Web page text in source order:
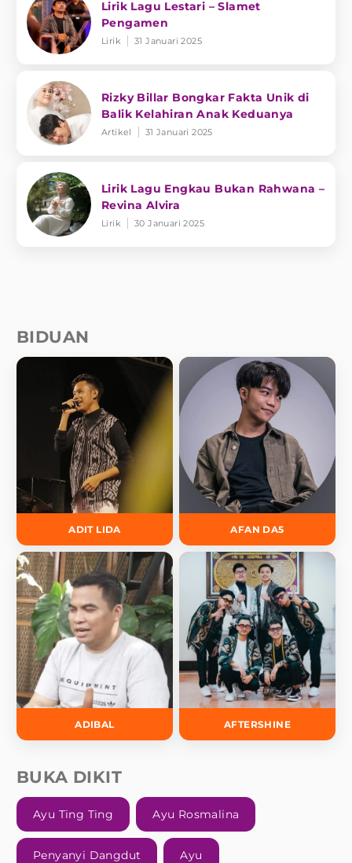
Lirik Lagu Lestari – Slamet
Pengamen
Lirik 31 Januari 2025
Rizky Billar Bongkar Fakta Unik di
Balik Kelahiran Anak Keduanya
Artikel 31 Januari 2025
Lirik Lagu Engkau Bukan Rahwana –
Revina Alvira
Lirik 30 Januari 2025
BIDUAN
ADIT LIDA AFAN DA5
ADIBAL AFTERSHINE
BUKA DIKIT
Ayu Ting Ting Ayu Rosmalina
Penyanyi Dangdut Ayu